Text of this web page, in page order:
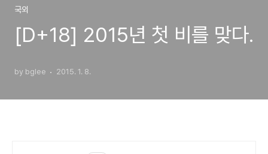
국외
[D+18] 2015년 첫 비를 맞다.
by bglee 2015. 1. 8.